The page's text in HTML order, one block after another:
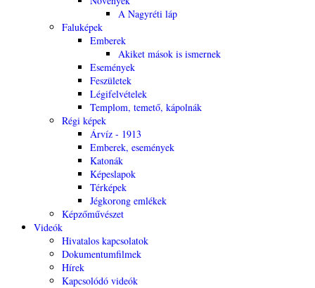
A Nagyréti láp
Faluképek
Emberek
Akiket mások is ismernek
Események
Feszületek
Légifelvételek
Templom, temető, kápolnák
Régi képek
Árvíz - 1913
Emberek, események
Katonák
Képeslapok
Térképek
Jégkorong emlékek
Képzőművészet
Videók
Hivatalos kapcsolatok
Dokumentumfilmek
Hírek
Kapcsolódó videók